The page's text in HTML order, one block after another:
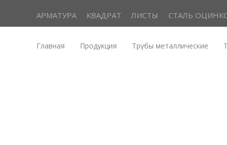
АРМАТУРА КВАДРАТ ЛИСТЫ СТАЛЬ
Главная Продукция Трубы металлические